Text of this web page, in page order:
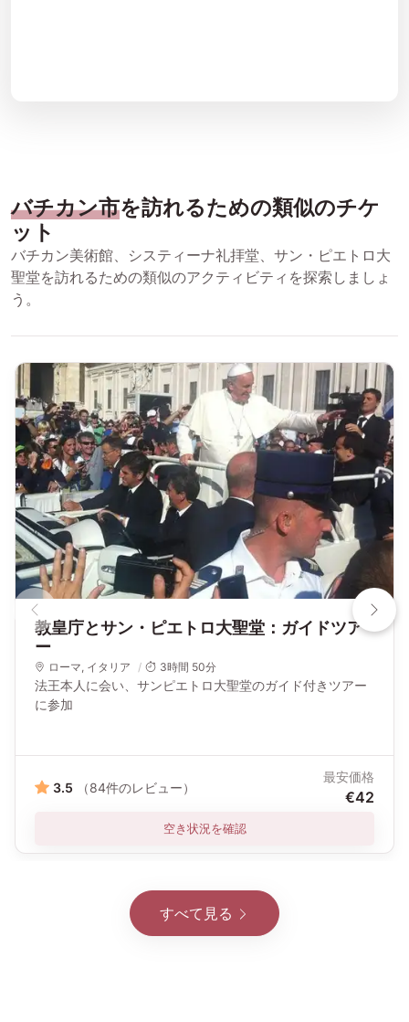
バチカン市を訪れるための類似のチケ
ット
バチカン美術館、システィーナ礼拝堂、サン・ピエトロ大
聖堂を訪れるための類似のアクティビティを探索しましょ
う。
教皇庁とサン・ピエトロ大聖堂：ガイドツア
ー
ローマ イタリア 3時間 50分
法王本人に会い、サンピエトロ大聖堂のガイド付きツアー
に参加
3.5 （84件のレビュー）
最安価格
€42
空き状況を確認
すべて見る